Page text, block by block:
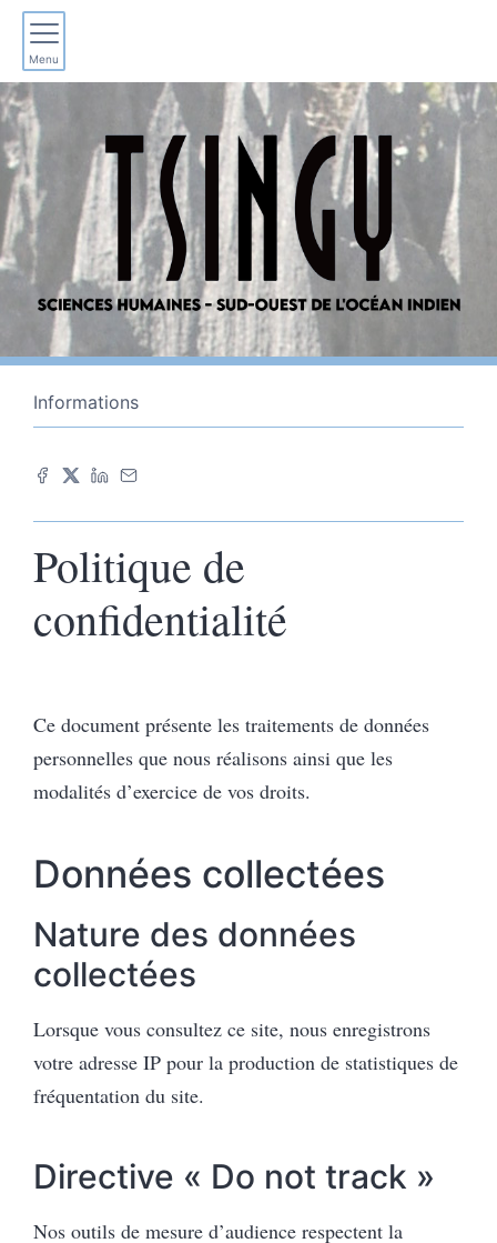
Menu
Informations
Politique de
confidentialité
Ce document présente les traitements de données
personnelles que nous réalisons ainsi que les
modalités d’exercice de vos droits.
Données collectées
Nature des données
collectées
Lorsque vous consultez ce site, nous enregistrons
votre adresse IP pour la production de statistiques de
fréquentation du site.
Directive « Do not track »
Nos outils de mesure d’audience respectent la